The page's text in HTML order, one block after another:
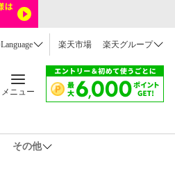
Language 楽天市場 楽天グループ
メニュー
その他